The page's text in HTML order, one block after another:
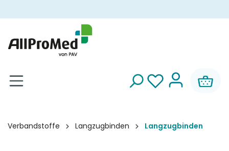
Verbandstoffe Langzugbinden Langzugbinden